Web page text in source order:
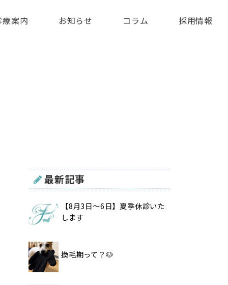
療案内 お知らせ コラム 採用情報
最新記事
【8月3日〜6日】夏季休診いた
します
換毛期って？🐶